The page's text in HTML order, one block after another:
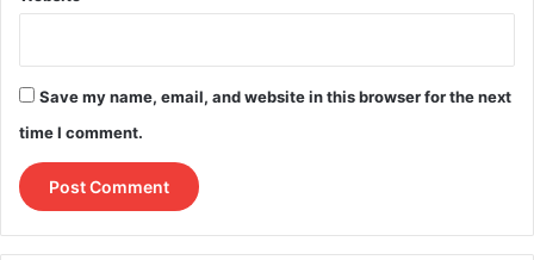
Save my name, email, and website in this browser for the next
time I comment.